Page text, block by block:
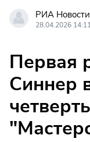
РИА Новости
28.04.2026
Первая
Синнер